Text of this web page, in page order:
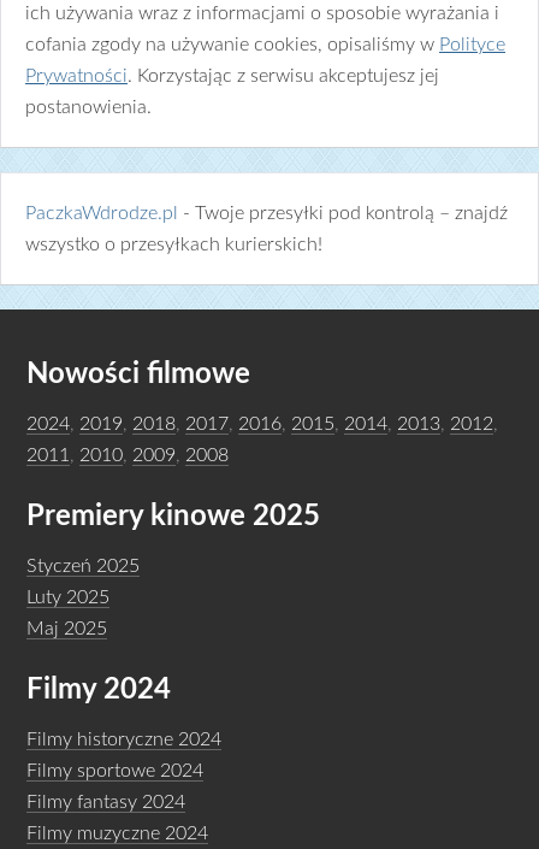
ich używania wraz z informacjami o sposobie wyrażania i
cofania zgody na używanie cookies, opisaliśmy w Polityce
Prywatności. Korzystając z serwisu akceptujesz jej
postanowienia.
PaczkaWdrodze.pl
- Twoje przesyłki pod kontrolą – znajdź
wszystko o przesyłkach kurierskich!
Nowości filmowe
2024 2019 2018 2017 2016 2015 2014 2013 2012
2011
2010 2009 2008
Premiery kinowe 2025
Styczeń 2025
Luty 2025
Maj 2025
Filmy 2024
Filmy historyczne 2024
Filmy sportowe 2024
Filmy fantasy 2024
Filmy muzyczne 2024